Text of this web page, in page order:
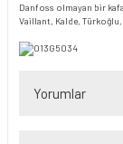
Danfoss olmayan bir
Vaillant, Kalde, Türkoğlu,
Yorumlar